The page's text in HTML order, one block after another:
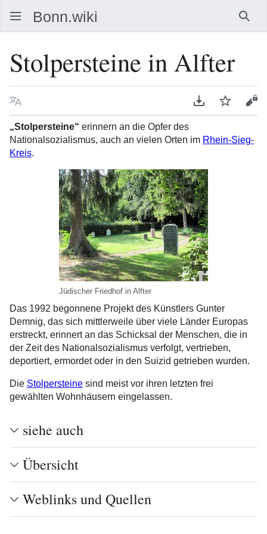
Stolpersteine in Alfter
Sprache PDF
„Stolpersteine“ erinnern an die Opfer des
Nationalsozialismus, auch an vielen Orten im Rhein-Sieg-
Kreis.
Jüdischer Friedhof in Alfter
Das 1992 begonnene Projekt des Künstlers Gunter
Demnig, das sich mittlerweile über viele Länder Europas
erstreckt, erinnert an das Schicksal der Menschen, die in
der Zeit des Nationalsozialismus verfolgt, vertrieben,
deportiert, ermordet oder in den Suizid getrieben wurden.
Die Stolpersteine sind meist vor ihren letzten frei
gewählten Wohnhäusern eingelassen.
siehe auch
Übersicht
Weblinks und Quellen